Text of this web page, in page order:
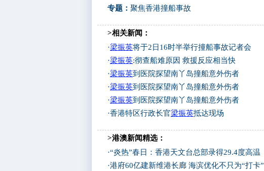
专题： 聚焦香港撞船事故
>相关新闻：
·梁振英将于2日16时半举行撞船事故记者会
·梁振英:彻查船难原因 救援反应相当快
·梁振英到医院探望南丫岛撞船意外伤者
·梁振英到医院探望南丫岛撞船意外伤者
·梁振英到医院探望南丫岛撞船意外伤者
·香港特区行政长官梁振英抵达现场
>港澳新闻精选：
·“炎热”春日：香港天文台总部录得29.4度高温
·港府60亿建新维港长廊 海滨优化不只为“打卡”